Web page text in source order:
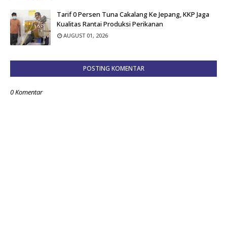
Tarif 0 Persen Tuna Cakalang Ke Jepang, KKP Jaga
Kualitas Rantai Produksi Perikanan
AUGUST 01, 2026
POSTING KOMENTAR
0 Komentar